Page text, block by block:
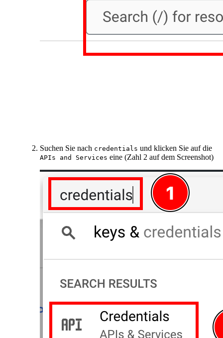
Suchen Sie nach credentials und klicken Sie auf die
APIs and Services eine (Zahl 2 auf dem Screenshot)